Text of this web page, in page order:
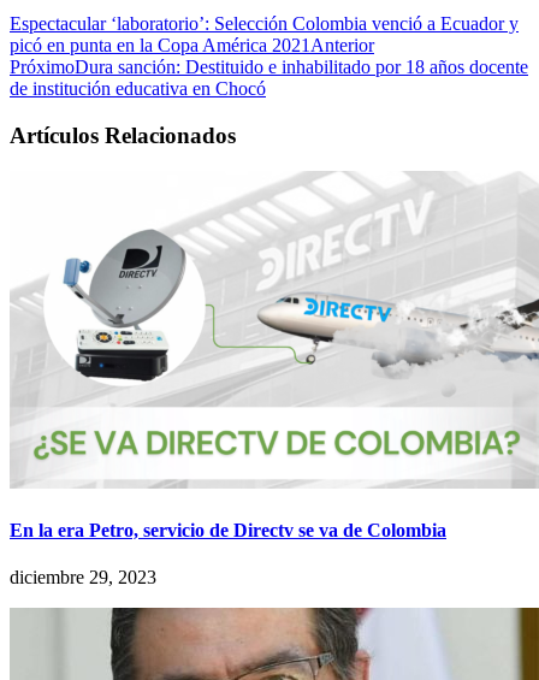
Espectacular ‘laboratorio’: Selección Colombia venció a Ecuador y
picó en punta en la Copa América 2021 Anterior
PróximoDura sanción: Destituido e inhabilitado por 18 años docente
de institución educativa en Chocó
Artículos Relacionados
En la era Petro, servicio de Directv se va de Colombia
diciembre 29, 2023